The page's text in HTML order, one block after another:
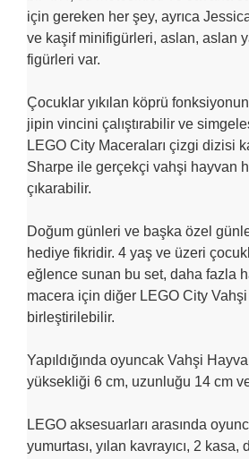
için gereken her şey, ayrıca
ve kaşif minifigürleri, aslan, aslan
figürleri var.
Çocuklar yıkılan köprü
jipin vincini çalıştırabilir ve
LEGO City Maceraları çizgi dizisi
Sharpe ile gerçekçi vahşi hayvan
çıkarabilir.
Doğum günleri ve başka özel
hediye fikridir. 4 yaş ve üzeri
eğlence sunan bu set, daha fazla
macera için diğer LEGO City
birleştirilebilir.
Yapıldığında oyuncak Vahşi
yüksekliği 6 cm, uzunluğu 14 cm
LEGO aksesuarları arasında
yumurtası, yılan kavrayıcı, 2 kasa,